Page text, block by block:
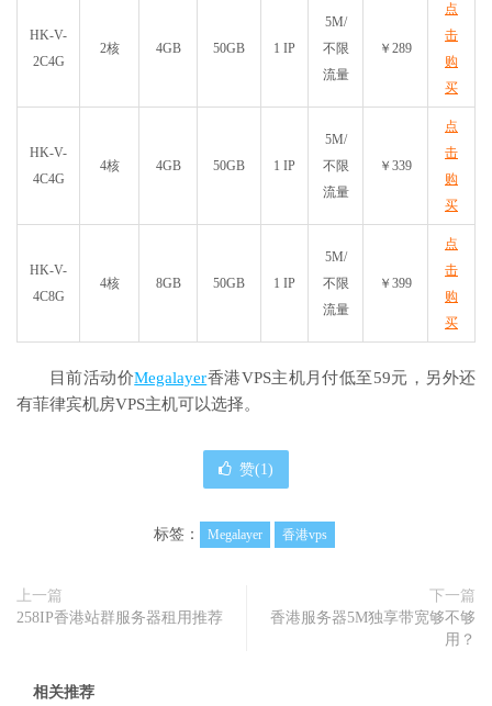
HK-V-
2C4G
2核 4GB 50GB 1 IP
5M/
不限
流量
￥289
点
击
购
买
HK-V-
4C4G
4核 4GB 50GB 1 IP
5M/
不限
流量
￥339
点
击
购
买
HK-V-
4C8G
4核 8GB 50GB 1 IP
5M/
不限
流量
￥399
点
击
购
买
目前活动价Megalayer香港VPS主机月付低至59元，另外还
有菲律宾机房VPS主机可以选择。
赞(1)
标签： Megalayer 香港vps
上一篇
258IP香港站群服务器租用推荐
下一篇
香港服务器5M独享带宽够不够
用？
相关推荐